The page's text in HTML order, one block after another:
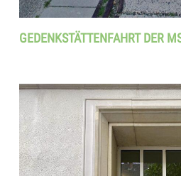
GEDENKSTÄTTENFAHRT DER